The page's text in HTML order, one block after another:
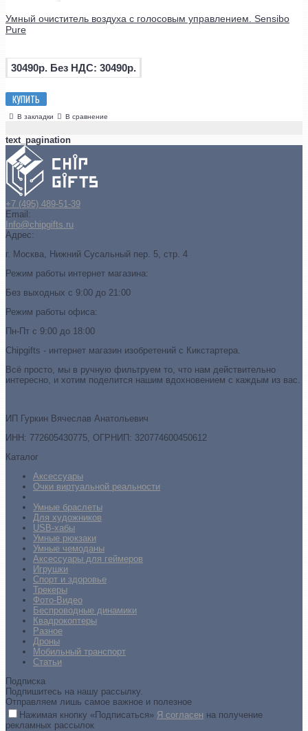
Умный очиститель воздуха с голосовым управлением. Sensibo
Pure
30490р. Без НДС: 30490р.
КУПИТЬ
В закладки В сравнение
text_pagination
+7 (495) 489-51-39
Email:
Info@chipgifts.ru
Адрес:
г. Москва, Нижний Сусальный пер. 5, стр. 4
Режим работы интернет магазина:
Без выходных с 9:00 до 21:00
Режим работы офиса:
Пн-Пт с 9:00 до 18:00
Chipgifts - интернет магазин изобретений с Кикстартера.
Всё просто, мы в ручную фильтруем то, что нам действительно
интересно, и хотим поделится нашим вдохновением с каждым из вас.
ИП Гуркин Вячеслав Анатольевич
ИНН: 772605430775, ОГРНИП: 320774600450612
Каталог
Аксессуары
Очки виртуальной реальности
Умные браслеты
Для художников
USB-хабы
Умные рюкзаки
Умные чемоданы
Аксессуары для геймеров
Игрушки
Спорт и здоровье
Трекеры
Фото-Видео
Беспроводные динамики
Квадрокоптеры
Разное
Дроны
Мобильный транспорт
Статьи
Подписка
Подпишитесь на нашу рассылку.
Отправляем лишь самое важное и полезное
Нажимая кнопку «Подписаться» Я согласен на получение
рекламных рассылок